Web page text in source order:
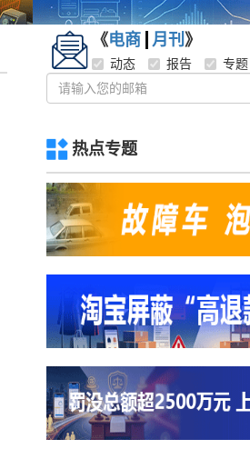
《电商 月刊 》
动态 报告 专题
热点专题